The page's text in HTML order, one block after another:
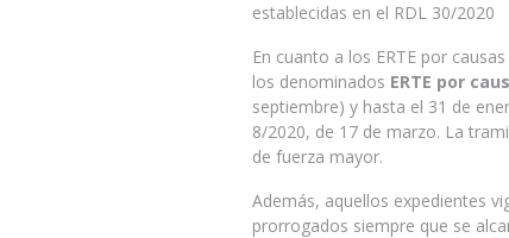
establecidas en el RDL 30/2020
En cuanto a los ERTE por
los denominados ERTE por
septiembre) y hasta el 31 de
8/2020, de 17 de marzo. La
de fuerza mayor.
Además, aquellos expedientes
prorrogados siempre que se